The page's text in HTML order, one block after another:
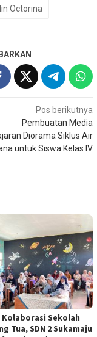
Octorina
Pos berikutnya
Pembuatan Media
Diorama Siklus Air
untuk Siswa Kelas IV
Sekolah
Tua, SDN 2 Sukamaju